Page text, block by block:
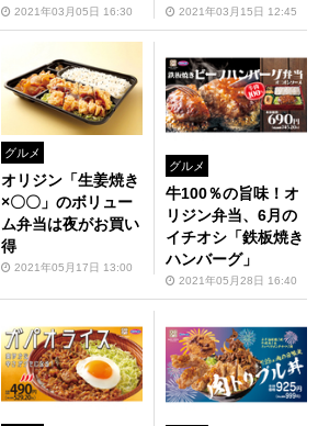
2021年03月05日 16:30 2021年03月15日 12:45
グルメ
オリジン「生姜焼き
×〇〇」のボリュー
ム弁当は夜がお買い
得
2021年05月17日 13:00
グルメ
牛100％の旨味！オ
リジン弁当、6月の
イチオシ「鉄板焼き
ハンバーグ」
2021年05月28日 16:40